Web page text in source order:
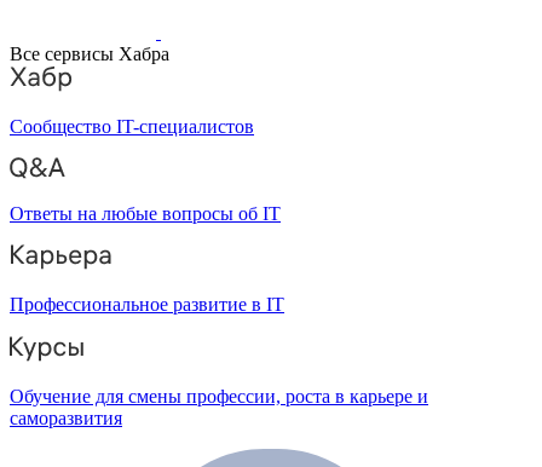
Все сервисы Хабра
Сообщество IT-специалистов
Ответы на любые вопросы об IT
Профессиональное развитие в IT
Обучение для смены профессии, роста в карьере и
саморазвития